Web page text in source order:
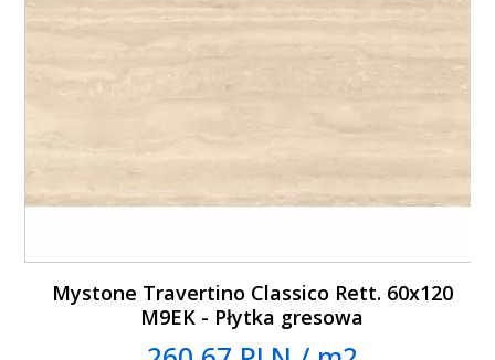
Mystone Travertino Classico Rett. 60x120
M9EK - Płytka gresowa